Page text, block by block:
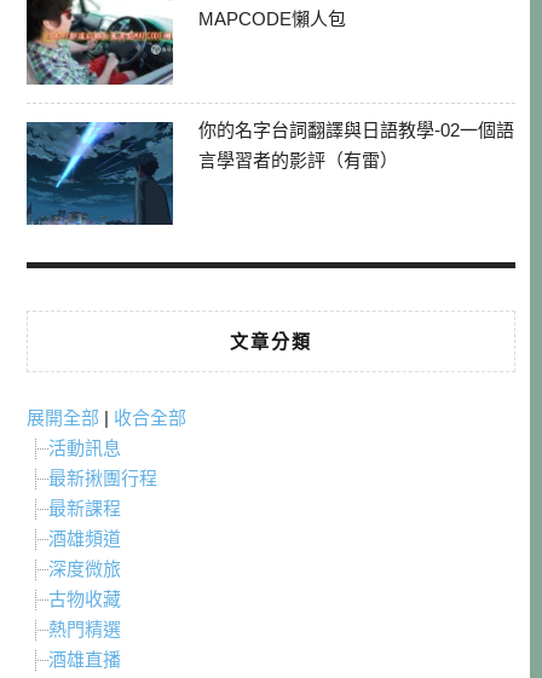
MAPCODE懶人包
你的名字台詞翻譯與日語教學-02一個語
言學習者的影評（有雷）
文章分類
展開全部 | 收合全部
活動訊息
最新揪團行程
最新課程
酒雄頻道
深度微旅
古物收藏
熱門精選
酒雄直播